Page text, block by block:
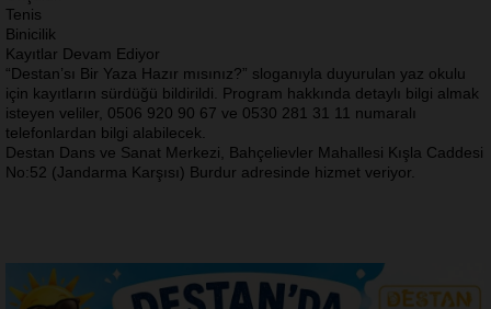
Tenis
Binicilik
Kayıtlar Devam Ediyor
“Destan’sı Bir Yaza Hazır mısınız?” sloganıyla duyurulan yaz okulu
için kayıtların sürdüğü bildirildi. Program hakkında detaylı bilgi almak
isteyen veliler, 0506 920 90 67 ve 0530 281 31 11 numaralı
telefonlardan bilgi alabilecek.
Destan Dans ve Sanat Merkezi, Bahçelievler Mahallesi Kışla Caddesi
No:52 (Jandarma Karşısı) Burdur adresinde hizmet veriyor.